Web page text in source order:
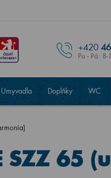
+420
Po - Pá: 8-
Umyvadla Doplňky WC
SZZ 65